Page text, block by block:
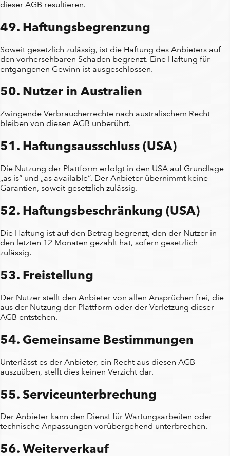
dieser AGB resultieren.
49. Haftungsbegrenzung
Soweit gesetzlich zulässig, ist die Haftung des Anbieters auf
den vorhersehbaren Schaden begrenzt. Eine Haftung für
entgangenen Gewinn ist ausgeschlossen.
50. Nutzer in Australien
Zwingende Verbraucherrechte nach australischem Recht
bleiben von diesen AGB unberührt.
51. Haftungsausschluss (USA)
Die Nutzung der Plattform erfolgt in den USA auf Grundlage
„as is“ und „as available“. Der Anbieter übernimmt keine
Garantien, soweit gesetzlich zulässig.
52. Haftungsbeschränkung (USA)
Die Haftung ist auf den Betrag begrenzt, den der Nutzer in
den letzten 12 Monaten gezahlt hat, sofern gesetzlich
zulässig.
53. Freistellung
Der Nutzer stellt den Anbieter von allen Ansprüchen frei, die
aus der Nutzung der Plattform oder der Verletzung dieser
AGB entstehen.
54. Gemeinsame Bestimmungen
Unterlässt es der Anbieter, ein Recht aus diesen AGB
auszuüben, stellt dies keinen Verzicht dar.
55. Serviceunterbrechung
Der Anbieter kann den Dienst für Wartungsarbeiten oder
technische Anpassungen vorübergehend unterbrechen.
56. Weiterverkauf